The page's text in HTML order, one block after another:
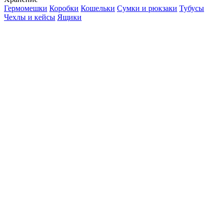
Гермомешки Коробки Кошельки Сумки и рюкзаки Тубусы
Чехлы и кейсы Ящики